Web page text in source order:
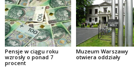
Pensje w ciągu roku
wzrosły o ponad 7
procent
Muzeum Warszawy
otwiera oddziały